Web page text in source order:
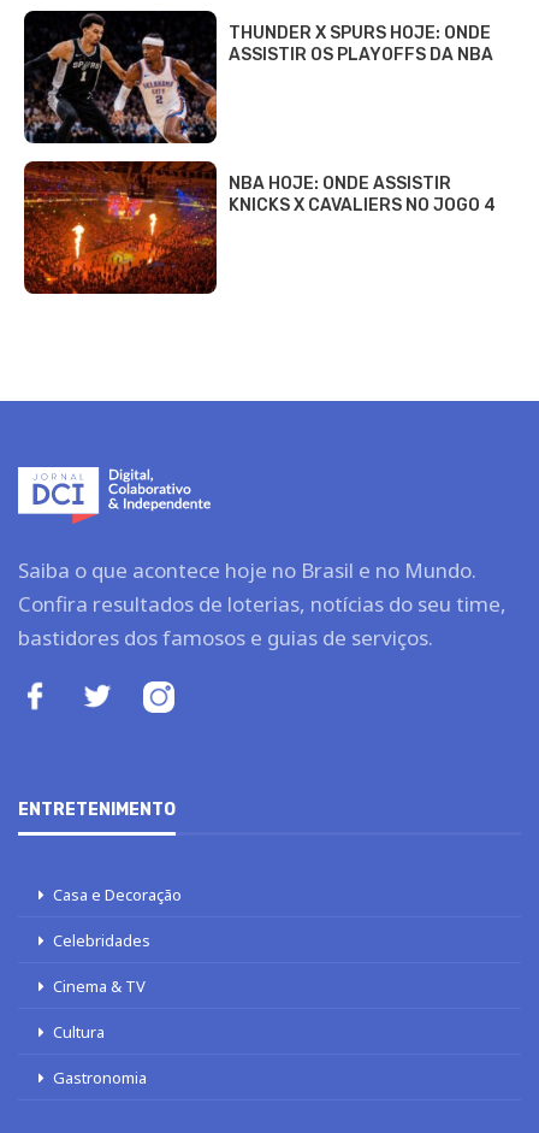
THUNDER X SPURS HOJE: ONDE
ASSISTIR OS PLAYOFFS DA NBA
NBA HOJE: ONDE ASSISTIR
KNICKS X CAVALIERS NO JOGO 4
Saiba o que acontece hoje no Brasil e no Mundo.
Confira resultados de loterias, notícias do seu time,
bastidores dos famosos e guias de serviços.
ENTRETENIMENTO
Casa e Decoração
Celebridades
Cinema & TV
Cultura
Gastronomia